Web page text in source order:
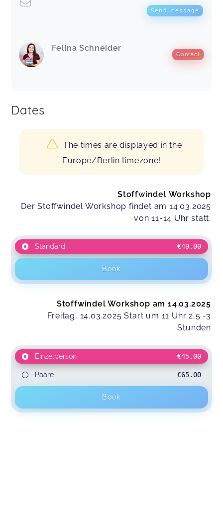
Send message
Felina Schneider
Contact
Dates
The times are displayed in the
Europe/Berlin timezone!
Stoffwindel Workshop
Der Stoffwindel Workshop findet am 14.03.2025
von 11-14 Uhr statt.
Standard €40.00
Book
Stoffwindel Workshop am 14.03.2025
Freitag, 14.03.2025 Start um 11 Uhr 2,5 -3
Stunden
Einzelperson €45.00
Paare €65.00
Book